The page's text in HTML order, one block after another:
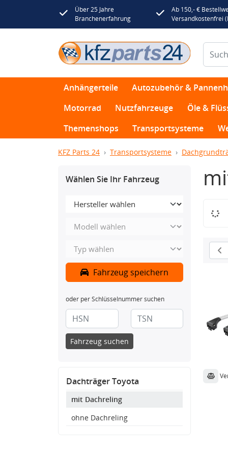
Über 25 Jahre
Branchenerfahrung
Ab 150,- €
Versandkostenfrei
Anhängerteile
Autozubehör &
Motorrad
Nutzfahrzeuge
Öle &
Themenshops
Transportsysteme
KFZ Parts 24 Transportsysteme
Wählen Sie Ihr Fahrzeug
Fahrzeug speichern
oder per Schlüsselnummer suchen
Fahrzeug suchen
Dachträger Toyota
mit Dachreling
ohne Dachreling